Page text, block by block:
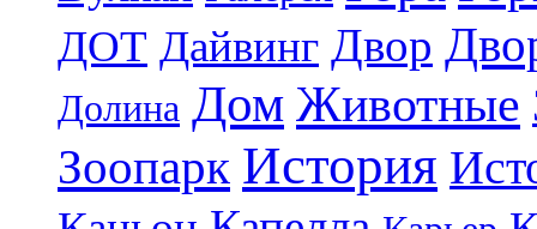
ДОТ Дайвинг Двор
Долина Дом Животные
Зоопарк История